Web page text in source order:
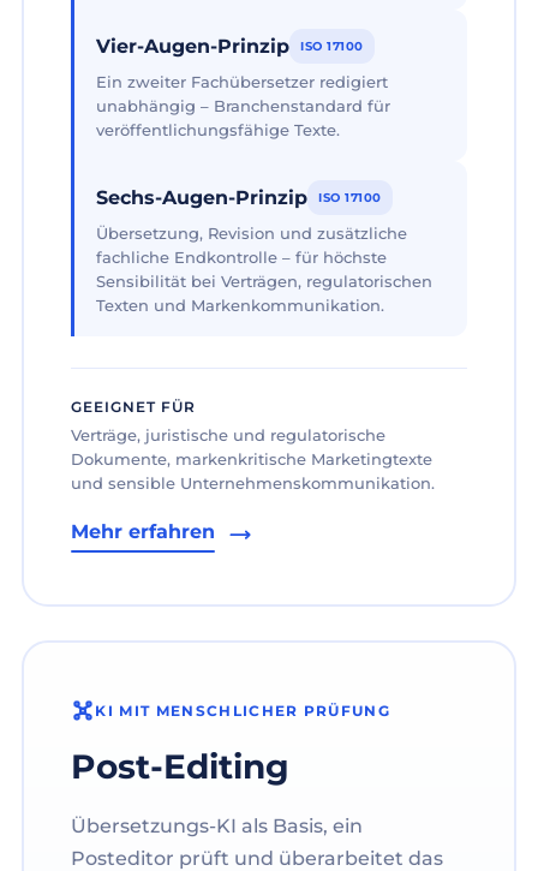
Vier-Augen-Prinzip ISO 17100
Ein zweiter Fachübersetzer redigiert
unabhängig – Branchenstandard für
veröffentlichungsfähige Texte.
Sechs-Augen-Prinzip ISO 17100
Übersetzung, Revision und zusätzliche
fachliche Endkontrolle – für höchste
Sensibilität bei Verträgen, regulatorischen
Texten und Markenkommunikation.
GEEIGNET FÜR
Verträge, juristische und regulatorische
Dokumente, markenkritische Marketingtexte
und sensible Unternehmenskommunikation.
Mehr erfahren
KI MIT MENSCHLICHER PRÜFUNG
Post-Editing
Übersetzungs-KI als Basis, ein
Posteditor prüft und überarbeitet das